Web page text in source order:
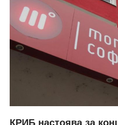
КРИБ настоява за